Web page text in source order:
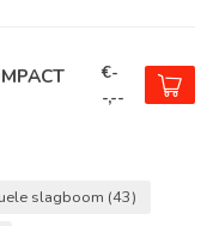
€-
-,--
slagboom (43)